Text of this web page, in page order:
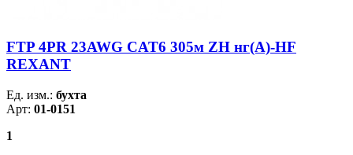
FTP 4PR 23AWG CAT6 305м ZH нг(А)-HF
REXANT
Ед. изм.: бухта
Арт: 01-0151
1